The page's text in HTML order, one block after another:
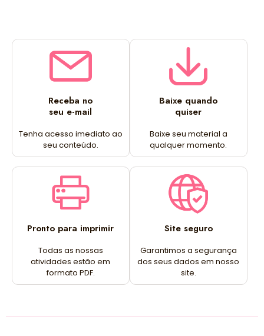
Receba no
seu e-mail
Tenha acesso imediato ao
seu conteúdo.
Baixe quando
quiser
Baixe seu material a
qualquer momento.
Pronto para imprimir
Todas as nossas
atividades estão em
formato PDF.
Site seguro
Garantimos a segurança
dos seus dados em nosso
site.